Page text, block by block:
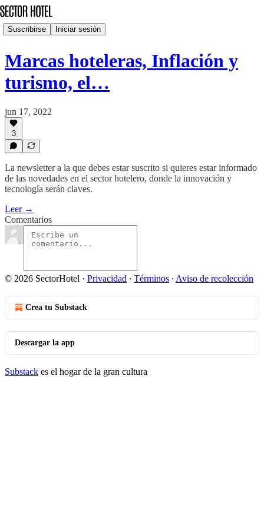
Suscribirse Iniciar sesión
Marcas hoteleras, Inflación y
turismo, el…
jun 17, 2022
3
La newsletter a la que debes estar suscrito si quieres estar informado
de las novedades en el sector hotelero, donde la innovación y
tecnología serán claves.
Leer →
Comentarios
© 2026 SectorHotel · Privacidad ∙ Términos ∙ Aviso de recolección
Crea tu Substack
Descargar la app
Substack es el hogar de la gran cultura